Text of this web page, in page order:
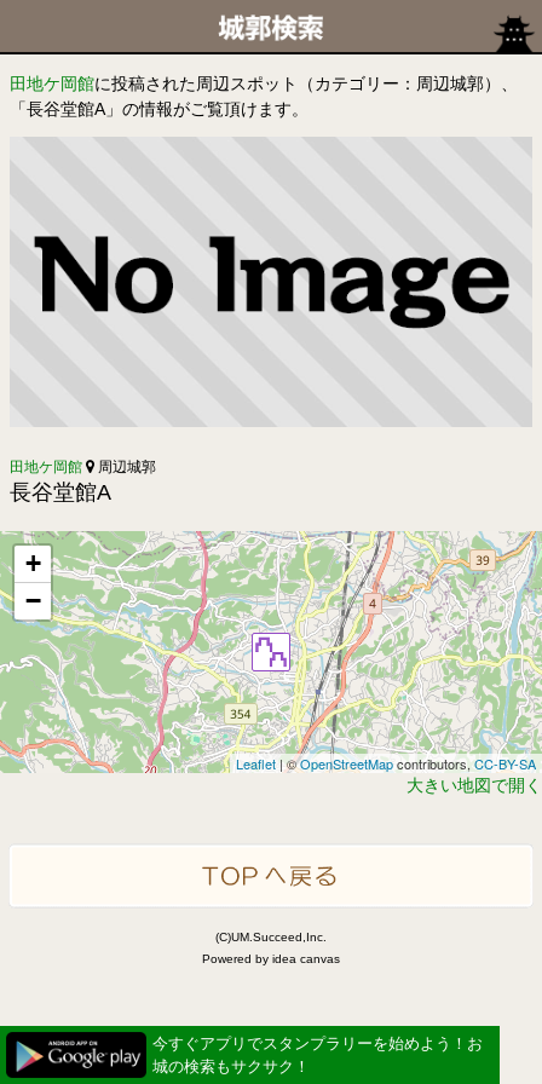
田地ケ岡館に投稿された周辺スポット（カテゴリー：周辺城郭）、
「長谷堂館A」の情報がご覧頂けます。
田地ケ岡館 周辺城郭
長谷堂館A
+
−
Leaflet | ©OpenStreetMapcontributors,CC-BY-SA
大きい地図で開く
(C)UM.Succeed,Inc.
Powered by idea canvas
今すぐアプリでスタンプラリーを始めよう！お
城の検索もサクサク！